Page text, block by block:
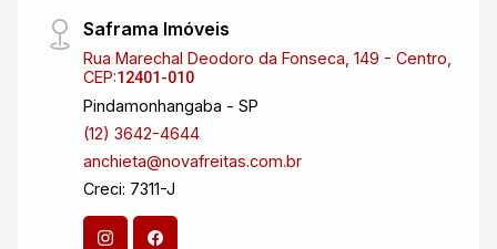
Saframa Imóveis
Rua Marechal Deodoro da Fonseca, 149 - Centro,
CEP:12401-010
Pindamonhangaba - SP
(12) 3642-4644
anchieta@novafreitas.com.br
Creci: 7311-J